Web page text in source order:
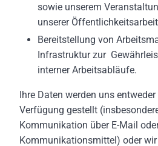
sowie unserem
unserer
Bereitstellung von
Infrastruktur zur
interner Arbeitsabläufe.
Ihre Daten werden uns
Verfügung gestellt
Kommunikation über E-Mail
Kommunikationsmittel) oder wir